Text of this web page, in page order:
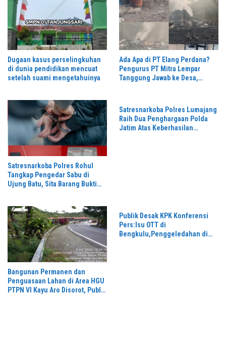
Dugaan kasus perselingkuhan
di dunia pendidikan mencuat
setelah suami mengetahuinya
Ada Apa di PT Elang Perdana?
Pengurus PT Mitra Lempar
Tanggung Jawab ke Desa,
Satresnarkoba Polres Rohul
Tangkap Pengedar Sabu di
Ujung Batu, Sita Barang Bukti
Satresnarkoba Polres Lumajang
Raih Dua Penghargaan Polda
Jatim Atas Keberhasilan
Bangunan Permanen dan
Penguasaan Lahan di Area HGU
PTPN VI Kayu Aro Disorot, Publik
Publik Desak KPK Konferensi
Pers:Isu OTT di
Bengkulu,Penggeledahan di